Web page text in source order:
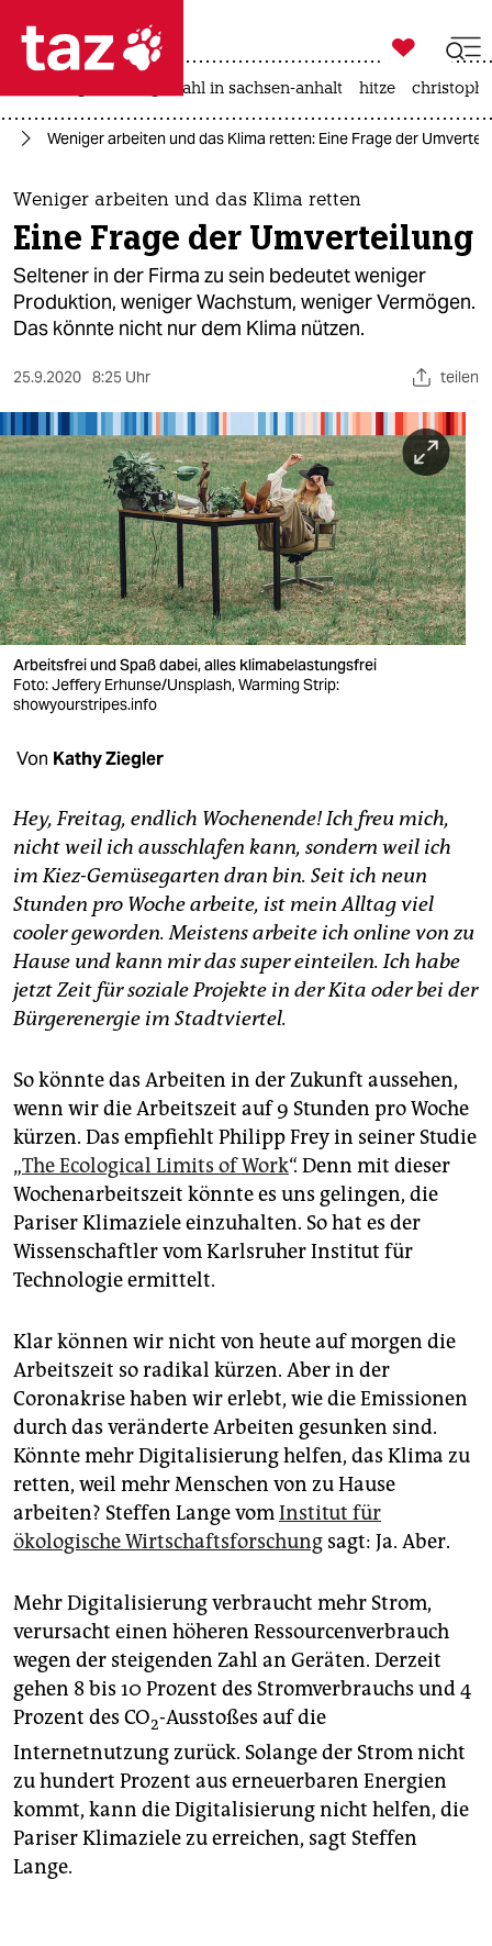
 taz zahl ich
taz zahl ich
themen
politik
öko
sport
berlin
nord
wahrheit
verlag
verlag
shop
fragen & hilfe
unterstützen
abo
genossenschaft
epaper login

taz zahl ich
landtagswahl in sachsen-anhalt hitze
Weniger arbeiten und das Klima retten: Eine Frage der
Weniger arbeiten und das Klima retten
Eine Frage der Umverteilung
Seltener in der Firma zu sein bedeutet weniger
Produktion, weniger Wachstum, weniger Vermögen.
Das könnte nicht nur dem Klima nützen.
25.9.2020 8:25 Uhr teilen
Arbeitsfrei und Spaß dabei, alles klimabelastungsfrei
Foto: Jeffery Erhunse/Unsplash, Warming Strip:
showyourstripes.info
Von Kathy Ziegler
Hey, Freitag, endlich Wochenende! Ich freu mich,
nicht weil ich ausschlafen kann, sondern weil ich
im Kiez-Gemüsegarten dran bin. Seit ich neun
Stunden pro Woche arbeite, ist mein Alltag viel
cooler geworden. Meistens arbeite ich online von zu
Hause und kann mir das super einteilen. Ich habe
jetzt Zeit für soziale Projekte in der Kita oder bei der
Bürgerenergie im Stadtviertel.
So könnte das Arbeiten in der Zukunft aussehen,
wenn wir die Arbeitszeit auf 9 Stunden pro Woche
kürzen. Das empfiehlt Philipp Frey in seiner Studie
„The Ecological Limits of Work“. Denn mit dieser
Wochenarbeitszeit könnte es uns gelingen, die
Pariser Klimaziele einzuhalten. So hat es der
Wissenschaftler vom Karlsruher Institut für
Technologie ermittelt.
Klar können wir nicht von heute auf morgen die
Arbeitszeit so radikal kürzen. Aber in der
Coronakrise haben wir erlebt, wie die Emissionen
durch das veränderte Arbeiten gesunken sind.
Könnte mehr Digitalisierung helfen, das Klima zu
retten, weil mehr Menschen von zu Hause
arbeiten? Steffen Lange vomInstitut für
ökologische Wirtschaftsforschung sagt: Ja. Aber.
Mehr Digitalisierung verbraucht mehr Strom,
verursacht einen höheren Ressourcenverbrauch
wegen der steigenden Zahl an Geräten. Derzeit
gehen 8 bis 10 Prozent des Stromverbrauchs und 4
Prozent des CO2-Ausstoßes auf die
Internetnutzung zurück. Solange der Strom nicht
zu hundert Prozent aus erneuerbaren Energien
kommt, kann die Digitalisierung nicht helfen, die
Pariser Klimaziele zu erreichen, sagt Steffen
Lange.